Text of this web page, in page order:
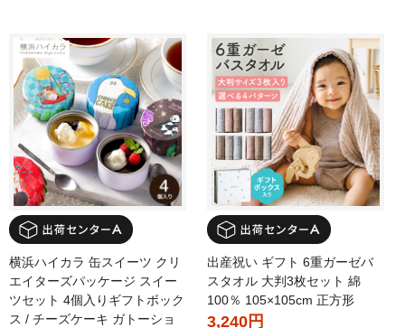
横浜ハイカラ 缶スイーツ クリ
エイターズパッケージ スイー
ツセット 4個入りギフトボック
ス / チーズケーキ ガトーショ
出産祝い ギフト 6重ガーゼバ
スタオル 大判3枚セット 綿
100％ 105×105cm 正方形
3,240円